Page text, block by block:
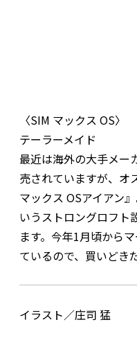
〈SIM マックス OS〉
テーラーメイド
最近は海外の大手メー
売されていますが、オ
マックス OSアイアン
いうストロングロフト
ます。今年1月頃から
ているので、買いどき
イラスト／庄司 猛